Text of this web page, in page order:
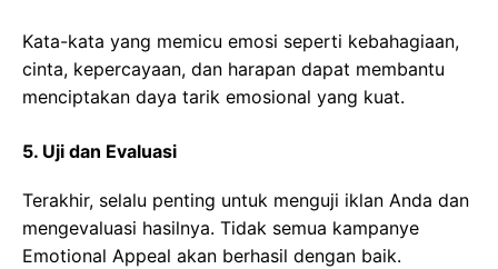
Kata-kata yang memicu emosi seperti kebahagiaan,
cinta, kepercayaan, dan harapan dapat membantu
menciptakan daya tarik emosional yang kuat.
5. Uji dan Evaluasi
Terakhir, selalu penting untuk menguji iklan Anda dan
mengevaluasi hasilnya. Tidak semua kampanye
Emotional Appeal akan berhasil dengan baik.